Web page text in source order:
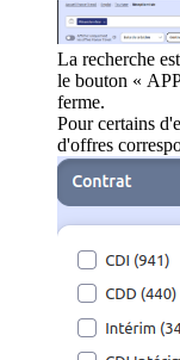
La recherche
le bouton «
ferme.
Pour certains
d'offres